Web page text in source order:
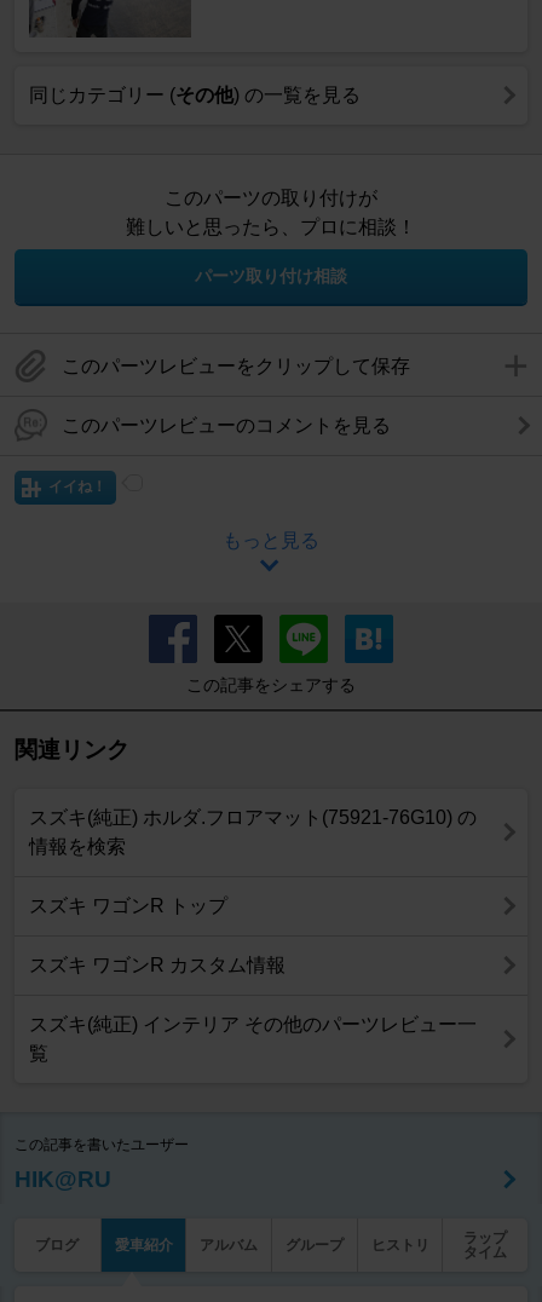
同じカテゴリー (その他) の一覧を見る
このパーツの取り付けが
難しいと思ったら、プロに相談！
パーツ取り付け相談
このパーツレビューをクリップして保存
このパーツレビューのコメントを見る
イイね！
もっと見る
この記事をシェアする
関連リンク
スズキ(純正) ホルダ.フロアマット(75921-76G10) の
情報を検索
スズキ ワゴンR トップ
スズキ ワゴンR カスタム情報
スズキ(純正) インテリア その他のパーツレビュー一
覧
この記事を書いたユーザー
HIK@RU
ブログ 愛車紹介 アルバム グループ ヒストリ
ラップ
タイム